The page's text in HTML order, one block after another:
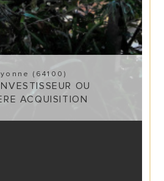
(64100)
OU
ACQUISITION